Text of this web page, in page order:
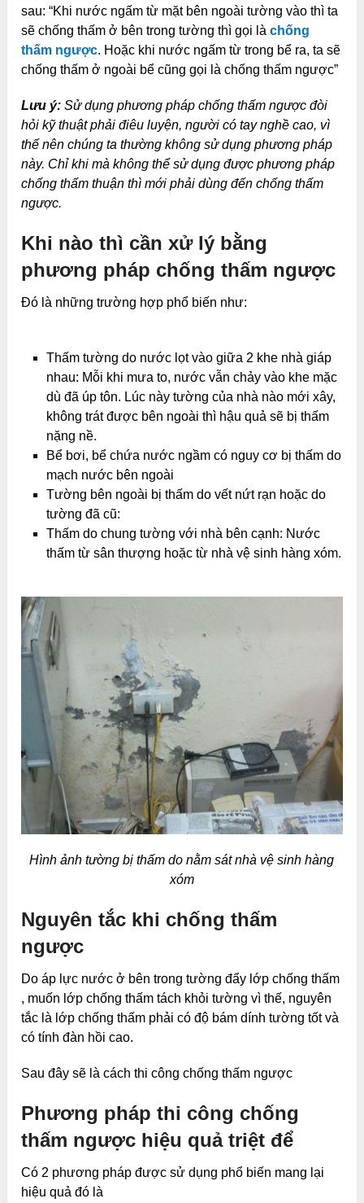
sau: “Khi nước ngấm từ mặt bên ngoài tường vào thì ta
sẽ chống thấm ở bên trong tường thì gọi làchống
thấm ngược. Hoặc khi nước ngấm từ trong bể ra, ta sẽ
chống thấm ở ngoài bể cũng gọi là chống thấm ngược”
Lưu ý: Sử dụng phương pháp chống thấm ngược đòi
hỏi kỹ thuật phải điêu luyện, người có tay nghề cao, vì
thế nên chúng ta thường không sử dụng phương pháp
này. Chỉ khi mà không thể sử dụng được phương pháp
chống thấm thuận thì mới phải dùng đến chống thấm
ngược.
Khi nào thì cần xử lý bằng
phương pháp chống thấm ngược
Đó là những trường hợp phổ biến như:
Thấm tường do nước lọt vào giữa 2 khe nhà giáp
nhau: Mỗi khi mưa to, nước vẫn chảy vào khe mặc
dù đã úp tôn. Lúc này tường của nhà nào mới xây,
không trát được bên ngoài thì hậu quả sẽ bị thấm
nặng nề.
Bể bơi, bể chứa nước ngầm có nguy cơ bị thấm do
mạch nước bên ngoài
Tường bên ngoài bị thấm do vết nứt rạn hoặc do
tường đã cũ:
Thấm do chung tường với nhà bên cạnh: Nước
thấm từ sân thượng hoặc từ nhà vệ sinh hàng xóm.
Hình ảnh tường bị thấm do nằm sát nhà vệ sinh hàng
xóm
Nguyên tắc khi chống thấm
ngược
Do áp lực nước ở bên trong tường đẩy lớp chống thấm
, muốn lớp chống thấm tách khỏi tường vì thế, nguyên
tắc là lớp chống thấm phải có độ bám dính tường tốt và
có tính đàn hồi cao.
Sau đây sẽ là cách thi công chống thấm ngược
Phương pháp thi công chống
thấm ngược hiệu quả triệt để
Có 2 phương pháp được sử dụng phổ biến mang lại
hiệu quả đó là